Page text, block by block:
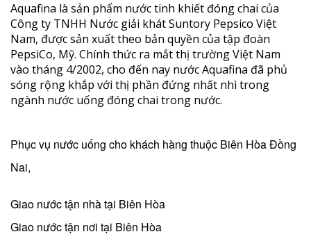
Aquafina là sản phẩm nước tinh khiết đóng chai của
Công ty TNHH Nước giải khát Suntory Pepsico Việt
Nam, được sản xuất theo bản quyền của tập đoàn
PepsiCo, Mỹ. Chính thức ra mắt thị trường Việt Nam
vào tháng 4/2002, cho đến nay nước Aquafina đã phủ
sóng rộng khắp với thị phần đứng nhất nhì trong
ngành nước uống đóng chai trong nước.
Phục vụ nước uống cho khách hàng thuộc Biên Hòa Đồng
Nai,
Giao nước tận nhà tại Biên Hòa
Giao nước tận nơi tại Biên Hòa